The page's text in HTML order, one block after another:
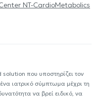
NT-CardioMetabolics
που υποστηρίζει τον
ιατρικό σύμπτωμα μέχρι τη
να βρεί ειδικό, να